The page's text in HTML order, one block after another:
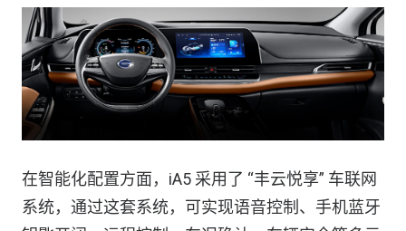
在智能化配置方面，iA5 采用了 “丰云悦享” 车联网
系统，通过这套系统，可实现语音控制、手机蓝牙